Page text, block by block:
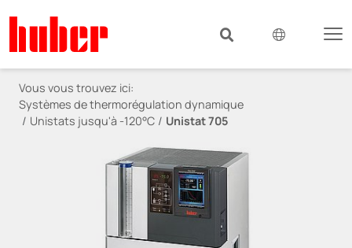
Vous vous trouvez ici:
Systèmes de thermorégulation dynamique
Unistats jusqu'à -120°C
Unistat 705